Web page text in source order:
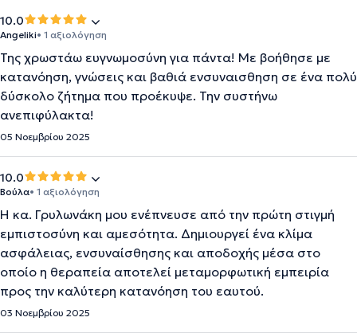
10.0
Angeliki• 1 αξιολόγηση
Της χρωστάω ευγνωμοσύνη για πάντα! Με βοήθησε με
κατανόηση, γνώσεις και βαθιά ενσυναισθηση σε ένα πολύ
δύσκολο ζήτημα που προέκυψε. Την συστήνω
ανεπιφύλακτα!
05 Νοεμβρίου 2025
10.0
Βούλα• 1 αξιολόγηση
Η κα. Γρυλωνάκη μου ενέπνευσε από την πρώτη στιγμή
εμπιστοσύνη και αμεσότητα. Δημιουργεί ένα κλίμα
ασφάλειας, ενσυναίσθησης και αποδοχής μέσα στο
οποίο η θεραπεία αποτελεί μεταμορφωτική εμπειρία
προς την καλύτερη κατανόηση του εαυτού.
03 Νοεμβρίου 2025